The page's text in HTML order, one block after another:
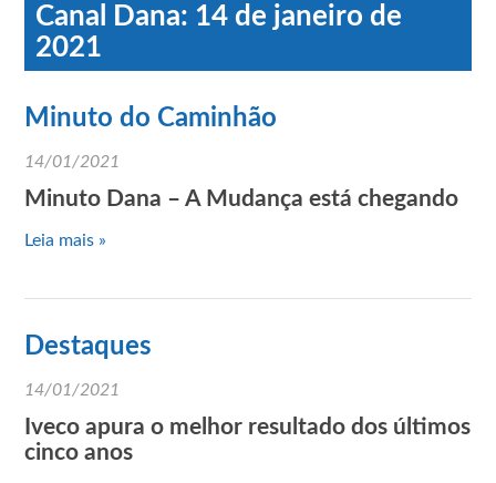
Canal Dana: 14 de janeiro de
2021
Minuto do Caminhão
14/01/2021
Minuto Dana – A Mudança está chegando
Leia mais »
Destaques
14/01/2021
Iveco apura o melhor resultado dos últimos
cinco anos